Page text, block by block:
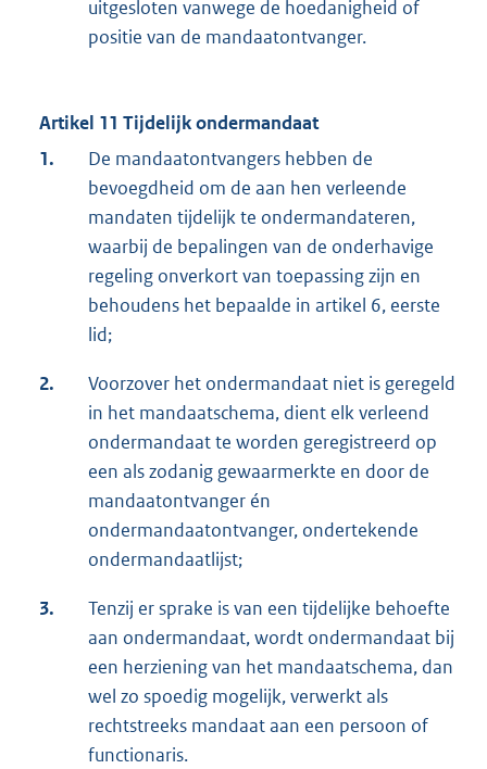
uitgesloten vanwege de hoedanigheid of
positie van de mandaatontvanger.
Artikel 11 Tijdelijk ondermandaat
1.
De mandaatontvangers hebben de
bevoegdheid om de aan hen verleende
mandaten tijdelijk te ondermandateren,
waarbij de bepalingen van de onderhavige
regeling onverkort van toepassing zijn en
behoudens het bepaalde in artikel 6, eerste
lid;
2.
Voorzover het ondermandaat niet is geregeld
in het mandaatschema, dient elk verleend
ondermandaat te worden geregistreerd op
een als zodanig gewaarmerkte en door de
mandaatontvanger én
ondermandaatontvanger, ondertekende
ondermandaatlijst;
3.
Tenzij er sprake is van een tijdelijke behoefte
aan ondermandaat, wordt ondermandaat bij
een herziening van het mandaatschema, dan
wel zo spoedig mogelijk, verwerkt als
rechtstreeks mandaat aan een persoon of
functionaris.